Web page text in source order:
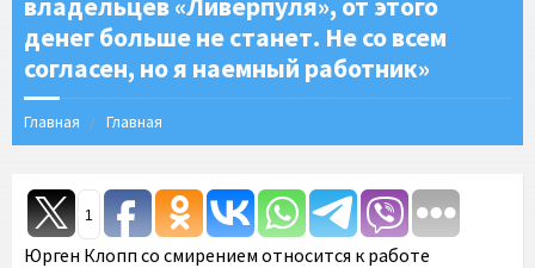
денег больше не станет. Не со всем
согласен, но я наемный работник»
Главная Главная
1
Юрген Клопп со смирением относится к работе